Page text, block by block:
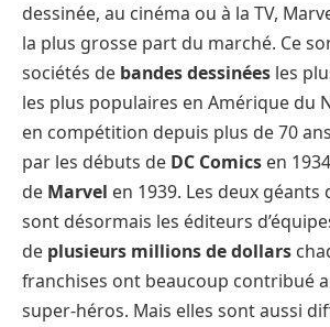
dessinée, au cinéma ou à la TV,
la plus grosse part du marché. Ce
sociétés de bandes dessinées les
les plus populaires en Amérique du
en compétition depuis plus de 70
par les débuts de DC Comics en
de Marvel en 1939. Les deux géants
sont désormais les éditeurs
de plusieurs millions de dollars
franchises ont beaucoup contribué
super-héros. Mais elles sont aussi